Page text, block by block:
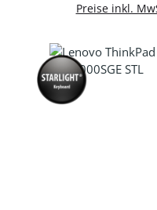
Preise inkl.